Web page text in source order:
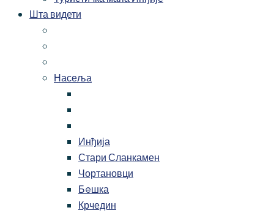
Шта видети
Насеља
Инђија
Стари Сланкамен
Чортановци
Бeшка
Крчедин